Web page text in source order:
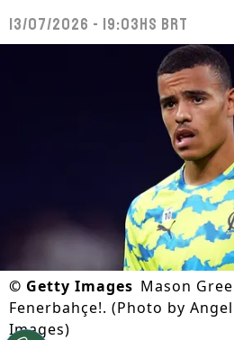
13/07/2026 - 19:03hs BRT
© Getty Images Mason
Fenerbahçe!. (Photo by
Images)